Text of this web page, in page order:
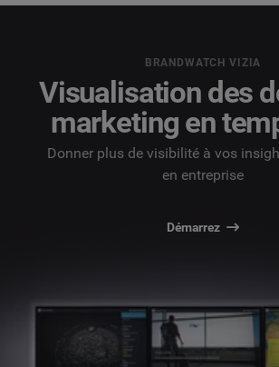
BRANDWATCH VIZIA
Visualisation des
marketing en
Donner plus de visibilité à vos
en entreprise
Démarrez